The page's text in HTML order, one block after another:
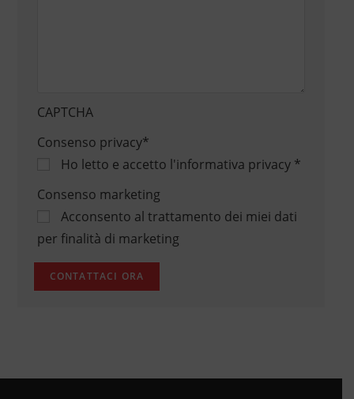
CAPTCHA
Consenso privacy*
Ho letto e accetto l'informativa privacy*
Consenso marketing
Acconsento al trattamento dei miei dati
per finalità di marketing